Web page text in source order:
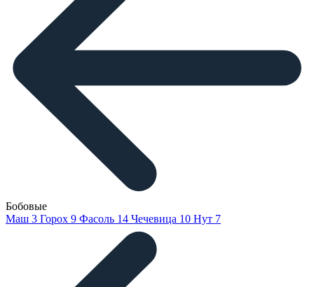
Бобовые
Маш 3 Горох 9 Фасоль 14 Чечевица 10 Нут 7